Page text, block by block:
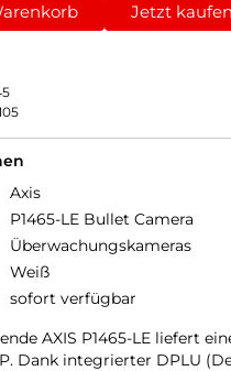
Jetzt kaufen
Axis
P1465-LE Bullet Camera
Überwachungskameras
Weiß
sofort verfügbar
AXIS P1465-LE liefert
Dank integrierter DPLU